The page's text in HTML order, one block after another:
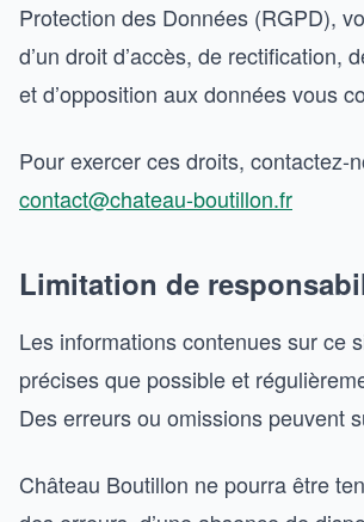
Protection des Données (RGPD),
d’un droit d’accès, de rectification,
et d’opposition aux données vous
Pour exercer ces droits, contactez-
contact@chateau-boutillon.fr
Limitation de
Les informations contenues sur ce
précises que possible et
Des erreurs ou omissions peuvent
Château Boutillon ne pourra être